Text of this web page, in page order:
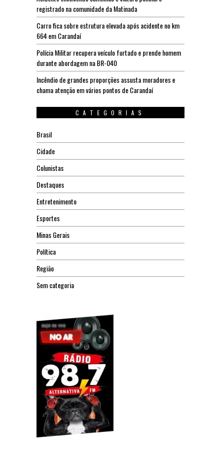
registrado na comunidade da Matinada
Carro fica sobre estrutura elevada após acidente no km
664 em Carandaí
Polícia Militar recupera veículo furtado e prende homem
durante abordagem na BR-040
Incêndio de grandes proporções assusta moradores e
chama atenção em vários pontos de Carandaí
CATEGORIAS
Brasil
Cidade
Colunistas
Destaques
Entretenimento
Esportes
Minas Gerais
Política
Região
Sem categoria